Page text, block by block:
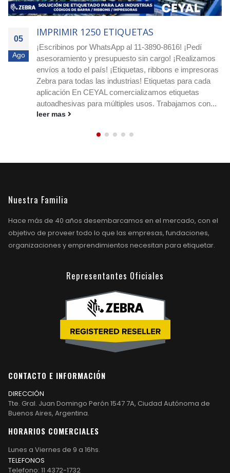
05
Ago
IMPRIMIR 4000 ETIQUETAS
Agilizá tus pocesos! Cotizá ya con nuestro equipo
experto! Escribimos a nuestro whatsapp: 11-3890-8616
o a nuestro e-mailceyal@ceyal.com.arEtiquetas
adhesivas para imprimir que agilizan la identificación, el
stock y los envíos en cualquier rubro. Conocé
medidas, materiales y ribbons....
leer mas
Nuestra Familia
Hace más de 40 años desembarcamos en el mercado, con el
objetivo de proveer todo lo que las empresas, fundaciones,
organizaciones y emprendimientos necesitan para etiquetar.
Representantes Oficiales
CONTACTO E INFORMACIÓN
DIRECCIÓN
Tte. Gral. Juan Domingo Perón 1547 7A, Ciudad Autónoma de
Buenos Aires, Argentina.
HORARIOS COMERCIALES
Lunes a Viernes de 9 a 16hs.
TELEFONOS
Telefono: 11 4372-1732